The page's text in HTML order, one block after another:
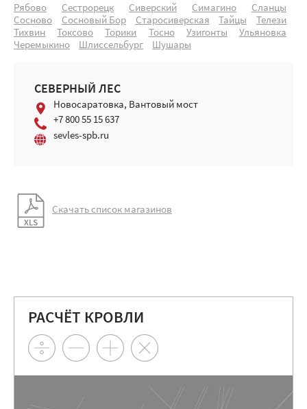
Рябово
Сестрорецк Сиверский Симагино
Сланцы
Сосново
Сосновый Бор Старосиверская Тайцы
Телези
Тихвин
Токсово Торики Тосно Узигонты
Ульяновка
Черемыкино
Шлиссельбург Шушары
СЕВЕРНЫЙ ЛЕС
Новосаратовка, Вантовый мост
+7 800 55 15 637
sevles-spb.ru
Скачать список магазинов
РАСЧЁТ КРОВЛИ